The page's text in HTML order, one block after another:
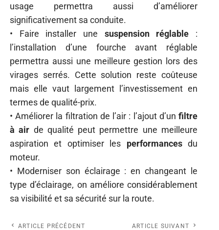
usage permettra aussi d’améliorer
significativement sa conduite.
• Faire installer une suspension réglable :
l’installation d’une fourche avant réglable
permettra aussi une meilleure gestion lors des
virages serrés. Cette solution reste coûteuse
mais elle vaut largement l’investissement en
termes de qualité-prix.
• Améliorer la filtration de l’air : l’ajout d’un filtre
à air de qualité peut permettre une meilleure
aspiration et optimiser les performancesdu
moteur.
• Moderniser son éclairage : en changeant le
type d’éclairage, on améliore considérablement
sa visibilité et sa sécurité sur la route.
ARTICLE PRÉCÉDENT ARTICLE SUIVANT